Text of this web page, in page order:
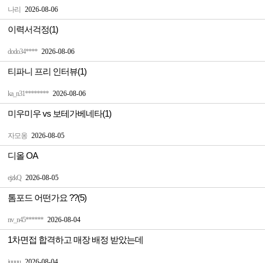
나리 2026-08-06
dodo34**** 2026-08-06
이력서걱정(1)
ka_n31******** 2026-08-06
티파니 프리 인터뷰(1)
자모옹 2026-08-05
미우미우 vs 보테가베네타(1)
ejzkQ 2026-08-05
디올 OA
nv_n45****** 2026-08-04
톰포드 어떤가요 ??(5)
1차면접 합격하고 매장 배정 받았는데